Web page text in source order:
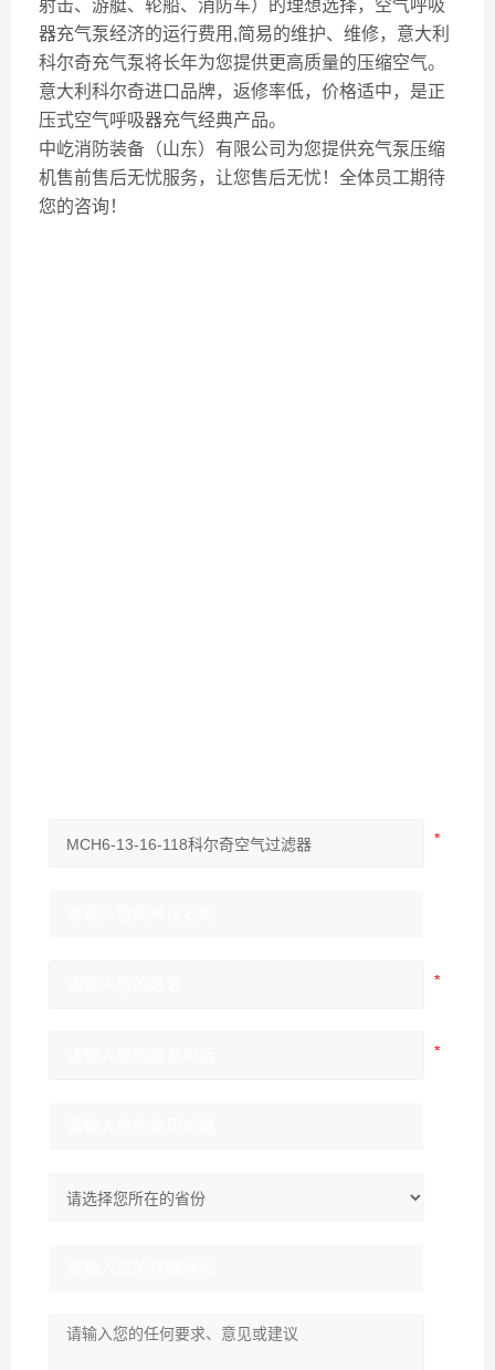
射击、游艇、轮船、消防车）的理想选择，空气呼吸
器充气泵经济的运行费用,简易的维护、维修，意大利
科尔奇充气泵将长年为您提供更高质量的压缩空气。
意大利科尔奇进口品牌，返修率低，价格适中，是正
压式空气呼吸器充气经典产品。
中屹消防装备（山东）有限公司为您提供充气泵压缩
机售前售后无忧服务，让您售后无忧！全体员工期待
您的咨询！